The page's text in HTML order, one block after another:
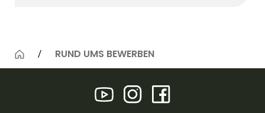
RUND UMS BEWERBEN